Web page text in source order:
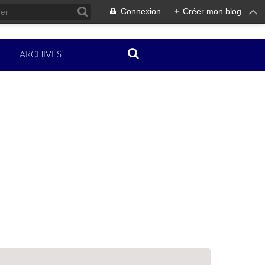
Connexion + Créer mon blog
ARCHIVES